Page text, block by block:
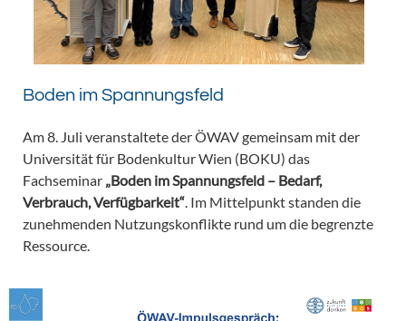
Boden im Spannungsfeld
Am 8. Juli veranstaltete der ÖWAV gemeinsam mit der
Universität für Bodenkultur Wien (BOKU) das
Fachseminar „Boden im Spannungsfeld – Bedarf,
Verbrauch, Verfügbarkeit“ . Im Mittelpunkt standen die
zunehmenden Nutzungskonflikte rund um die begrenzte
Ressource.